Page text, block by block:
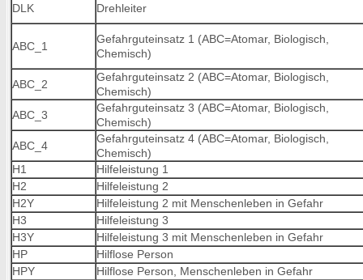
DLK
Drehleiter
ABC_1
Gefahrguteinsatz 1 (ABC=Atomar, Biologisch,
Chemisch)
ABC_2
Gefahrguteinsatz 2 (ABC=Atomar, Biologisch,
Chemisch)
ABC_3
Gefahrguteinsatz 3 (ABC=Atomar, Biologisch,
Chemisch)
ABC_4
Gefahrguteinsatz 4 (ABC=Atomar, Biologisch,
Chemisch)
H1
Hilfeleistung 1
H2
Hilfeleistung 2
H2Y
Hilfeleistung 2 mit Menschenleben in Gefahr
H3
Hilfeleistung 3
H3Y
Hilfeleistung 3 mit Menschenleben in Gefahr
HP
Hilflose Person
HPY
Hilflose Person, Menschenleben in Gefahr